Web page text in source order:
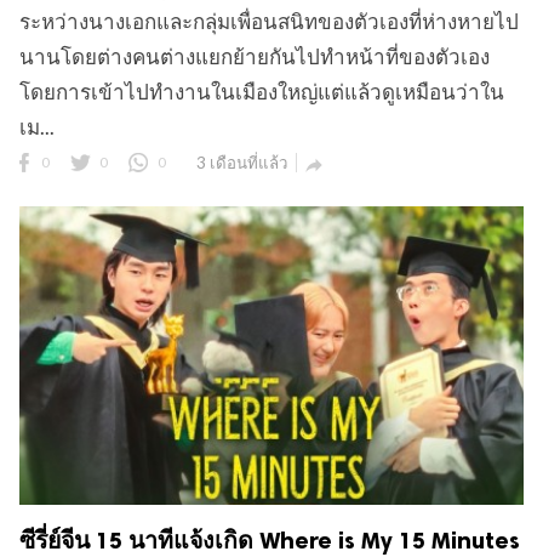
ระหว่างนางเอกและกลุ่มเพื่อนสนิทของตัวเองที่ห่างหายไป
นานโดยต่างคนต่างแยกย้ายกันไปทำหน้าที่ของตัวเอง
โดยการเข้าไปทำงานในเมืองใหญ่แต่แล้วดูเหมือนว่าใน
เม...
0 0 0 3 เดือนที่แล้ว 
ซีรี่ย์จีน 15 นาทีแจ้งเกิด Where is My 15 Minutes